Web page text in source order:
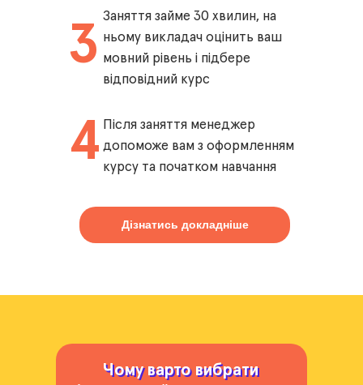
Після заняття менеджер
допоможе вам з оформленням
курсу та початком навчання
4
Заняття займе 30 хвилин, на
ньому викладач оцінить ваш
мовний рівень і підбере
відповідний курс
3
Дізнатись докладніше
Чому варто вибрати
Чому варто вибрати